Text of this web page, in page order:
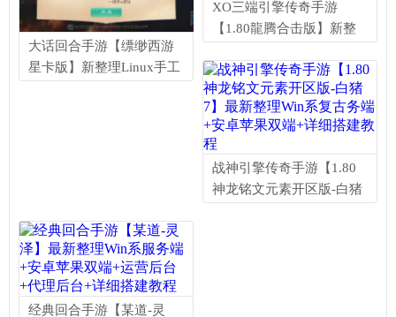
大话回合手游【缥缈西游
星卡版】新整理Linux手工
XO三端引擎传奇手游
【1.80龍腾合击版】新整
苹果+详细搭建教程+视频
教程
战神引擎传奇手游【1.80
神龙铭文元素开区版-白猪
经典回合手游【某道-灵